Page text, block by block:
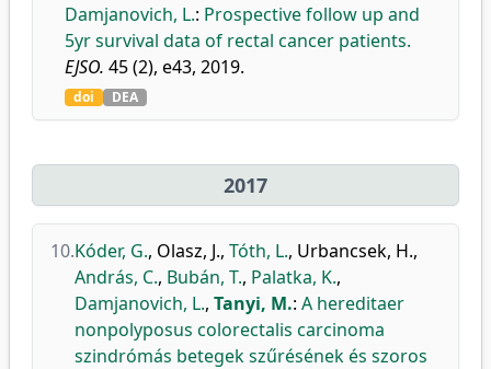
Damjanovich, L.: Prospective follow up and
5yr survival data of rectal cancer patients.
EJSO. 45 (2), e43, 2019.
doi DEA
2017
10.Kóder, G., Olasz, J., Tóth, L., Urbancsek, H.,
András, C., Bubán, T., Palatka, K.,
Damjanovich, L., Tanyi, M.: A hereditaer
nonpolyposus colorectalis carcinoma
szindrómás betegek szűrésének és szoros